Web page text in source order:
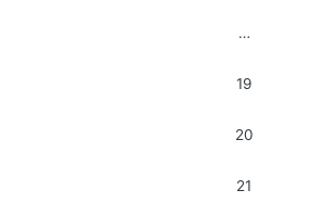
…
19
20
21